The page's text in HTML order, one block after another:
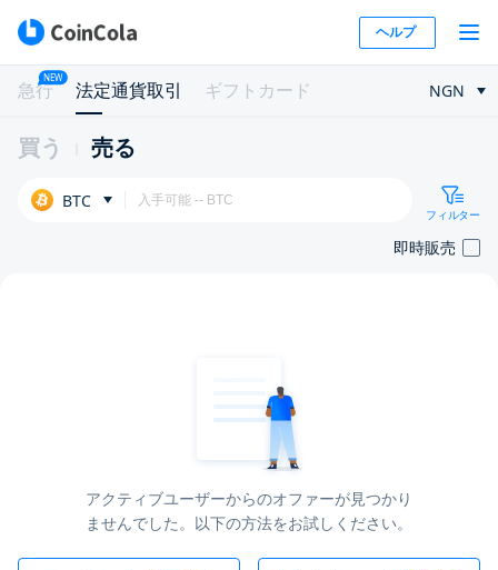
ヘルプ
急行
NEW
法定通貨取引 ギフトカード NGN
買う 売る
BTC
フィルター
即時販売
アクティブユーザーからのオファーが見つかり
ませんでした。以下の方法をお試しください。